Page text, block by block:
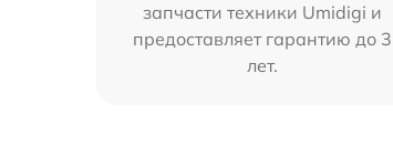
запчасти техники Umidigi и
предоставляет гарантию до 3
лет.